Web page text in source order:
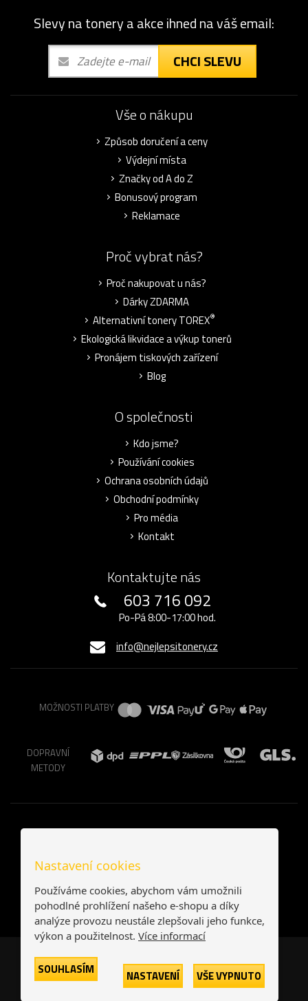
Slevy na tonery a akce ihned na váš email:
CHCI SLEVU
Vše o nákupu
Způsob doručení a ceny
Výdejní místa
Značky od A do Z
Bonusový program
Reklamace
Proč vybrat nás?
Proč nakupovat u nás?
Dárky ZDARMA
Alternativní tonery TOREX®
Ekologická likvidace a výkup tonerů
Pronájem tiskových zařízení
Blog
O společnosti
Kdo jsme?
Používání cookies
Ochrana osobních údajů
Obchodní podmínky
Pro média
Kontakt
Kontaktujte nás
603 716 092
Po-Pá 8:00-17:00 hod.
info@nejlepsitonery.cz
MOŽNOSTI PLATBY
DOPRAVNÍ
METODY
Česká republika Slovensko
Nastavení cookies
Používáme cookies, abychom vám umožnili
pohodlné prohlížení našeho e-shopu a díky
analýze provozu neustále zlepšovali jeho funkce,
výkon a použitelnost. Více informací
SOUHLASÍM NASTAVENÍ VŠE VYPNUTO